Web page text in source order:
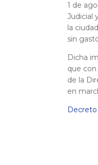
1 de
Judicial
la
sin
Dicha
que
de la
en
Decreto